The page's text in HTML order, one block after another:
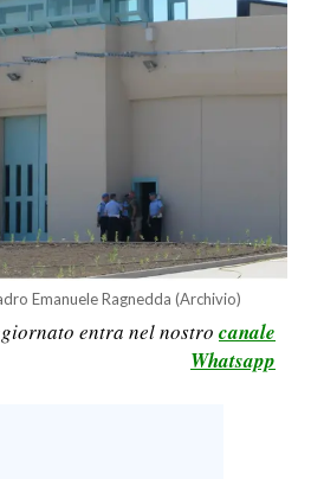
Emanuele Ragnedda (Archivio)
entra nel nostro canale
Whatsapp